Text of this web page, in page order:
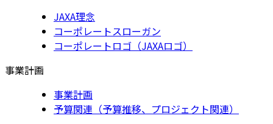
JAXA理念
コーポレートスローガン
コーポレートロゴ（JAXAロゴ）
事業計画
事業計画
予算関連（予算推移、プロジェクト関連）